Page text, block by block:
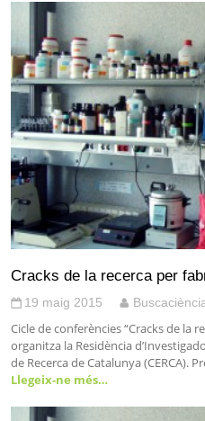
Cracks de la recerca per
19 maig 2015
Cicle de conferències “Cracks de la
organitza la Residència
de Recerca de Catalunya (CERCA).
Llegeix-ne més…